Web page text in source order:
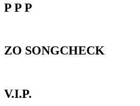
P P P
ZO SONGCHECK
V.I.P.